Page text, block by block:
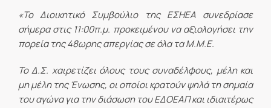
«Το Διοικητικό Συμβούλιο της ΕΣΗΕΑ συνεδρίασε
σήμερα στις 11:00π.μ. προκειμένου να αξιολογήσει την
πορεία της 48ωρης απεργίας σε όλα τα Μ.Μ.Ε.
Το Δ.Σ. χαιρετίζει όλους τους συναδέλφους, μέλη και
μη μέλη της Ένωσης, οι οποίοι κρατούν ψηλά τη σημαία
του αγώνα για την διάσωση του ΕΔΟΕΑΠ και ιδιαιτέρως